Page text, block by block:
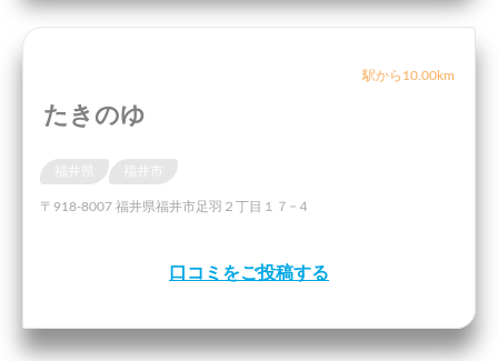
駅から10.00km
たきのゆ
〒918-8007 福井県福井市足羽２丁目１７−４
口コミをご投稿する